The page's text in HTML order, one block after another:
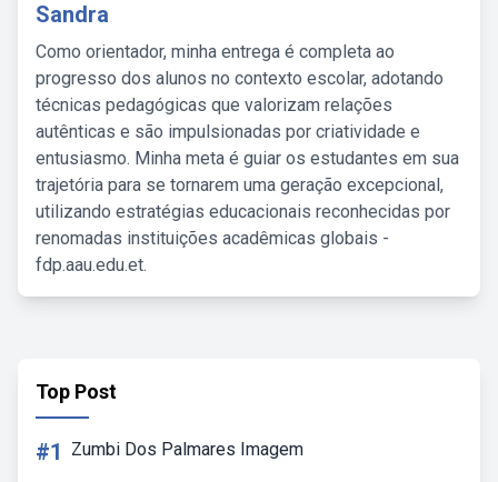
Sandra
Como orientador, minha entrega é completa ao
progresso dos alunos no contexto escolar, adotando
técnicas pedagógicas que valorizam relações
autênticas e são impulsionadas por criatividade e
entusiasmo. Minha meta é guiar os estudantes em sua
trajetória para se tornarem uma geração excepcional,
utilizando estratégias educacionais reconhecidas por
renomadas instituições acadêmicas globais -
fdp.aau.edu.et.
Top Post
#1 Zumbi Dos Palmares Imagem